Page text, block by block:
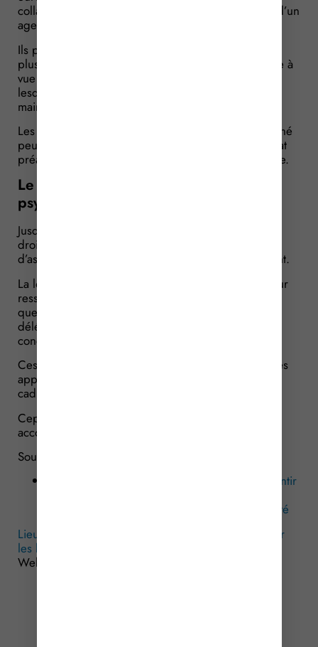
collaborateur parlementaire, d’un fonctionnaire ou d’un
agent des assemblées parlementaires.
Ils peuvent également être accompagnés par un ou
plusieurs journalistes, sauf dans les locaux de garde à
vue et les locaux des juridictions judiciaires dans
lesquels des personnes sont privées de liberté et
maintenues à la disposition de la justice.
Les bâtonniers ou leur délégué spécialement désigné
peuvent, quant à eux, être accompagnés d’un avocat
préalablement désigné au sein du conseil de l’ordre.
Le droit de visite dans les hôpitaux
psychiatriques
Jusqu’à présent, seuls les parlementaires avaient un
droit de visite des établissements de santé chargés
d’assurer les soins psychiatriques sans consentement.
La loi élargit ce droit de visite aux bâtonniers sur leur
ressort. Ces derniers peuvent, de la même manière
que vue précédemment, désigner spécialement un
délégué au sein du conseil de l’ordre pour exercer
concrètement cette visite.
Ces visites se font selon les mêmes règles que celles
applicables aux lieux de privation de liberté dans le
cadre de procédures pénales ou administratives.
Cependant, les journalistes ne peuvent, ici, pas
accompagner les parlementaires.
Sources :
Loi no 2026-350 du 9 mai 2026 visant à garantir
bâtonniers dans les lieux de privation de liberté
Lieux de privation de liberté : un droit de visite pour
les bâtonniers et les parlementaires
WebLex